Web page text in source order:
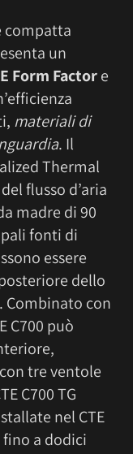
compatta
un
Form Factore
materiali di
. Il
Thermal
flusso d’aria
madre di 90
fonti di
essere
dello
Combinato con
C700 può
tre ventole
C700 TG
nel CTE
fino a dodici